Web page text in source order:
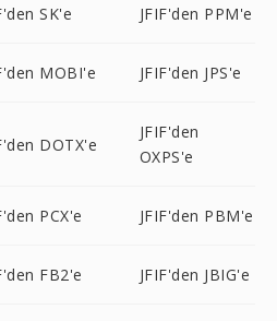
SK'e JFIF'den PPM'e
MOBI'e JFIF'den JPS'e
DOTX'e
JFIF'den
OXPS'e
PCX'e JFIF'den PBM'e
FB2'e JFIF'den JBIG'e